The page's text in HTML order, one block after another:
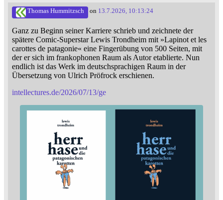
Thomas Hummitzsch on 13.7.2026, 10:13:24
Ganz zu Beginn seiner Karriere schrieb und zeichnete der
spätere Comic-Superstar Lewis Trondheim mit »Lapinot et les
carottes de patagonie« eine Fingerübung von 500 Seiten, mit
der er sich im frankophonen Raum als Autor etablierte. Nun
endlich ist das Werk im deutschsprachigen Raum in der
Übersetzung von Ulrich Pröfrock erschienen.
intellectures.de/2026/07/13/ge